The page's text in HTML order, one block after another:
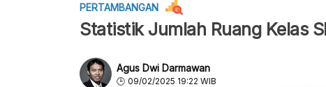
PERTAMBANGAN
Statistik Jumlah Ruang Kelas
Agus Dwi Darmawan
09/02/2025 19:22 WIB